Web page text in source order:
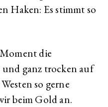
Haken: Es stimmt so
die
ganz trocken auf
so gerne
beim Gold an.